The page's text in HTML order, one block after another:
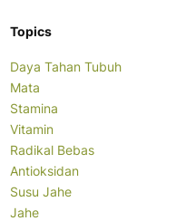
Topics
Daya Tahan Tubuh
Mata
Stamina
Vitamin
Radikal Bebas
Antioksidan
Susu Jahe
Jahe